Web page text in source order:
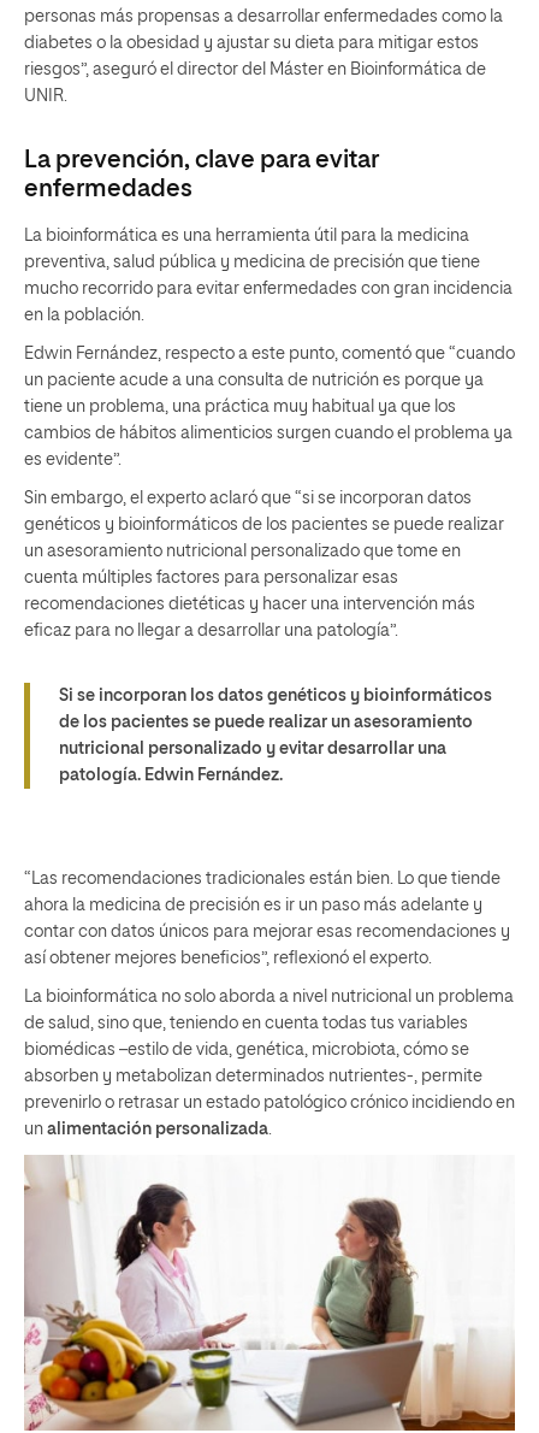
personas más propensas a desarrollar enfermedades como la
diabetes o la obesidad y ajustar su dieta para mitigar estos
riesgos”, aseguró el director del Máster en Bioinformática de
UNIR.
La prevención, clave para evitar
enfermedades
La bioinformática es una herramienta útil para la medicina
preventiva, salud pública y medicina de precisión que tiene
mucho recorrido para evitar enfermedades con gran incidencia
en la población.
Edwin Fernández, respecto a este punto, comentó que “cuando
un paciente acude a una consulta de nutrición es porque ya
tiene un problema, una práctica muy habitual ya que los
cambios de hábitos alimenticios surgen cuando el problema ya
es evidente”.
Sin embargo, el experto aclaró que “si se incorporan datos
genéticos y bioinformáticos de los pacientes se puede realizar
un asesoramiento nutricional personalizado que tome en
cuenta múltiples factores para personalizar esas
recomendaciones dietéticas y hacer una intervención más
eficaz para no llegar a desarrollar una patología”.
Si se incorporan los datos genéticos y bioinformáticos
de los pacientes se puede realizar un asesoramiento
nutricional personalizado y evitar desarrollar una
patología. Edwin Fernández.
“Las recomendaciones tradicionales están bien. Lo que tiende
ahora la medicina de precisión es ir un paso más adelante y
contar con datos únicos para mejorar esas recomendaciones y
así obtener mejores beneficios”, reflexionó el experto.
La bioinformática no solo aborda a nivel nutricional un problema
de salud, sino que, teniendo en cuenta todas tus variables
biomédicas –estilo de vida, genética, microbiota, cómo se
absorben y metabolizan determinados nutrientes-, permite
prevenirlo o retrasar un estado patológico crónico incidiendo en
un alimentación personalizada